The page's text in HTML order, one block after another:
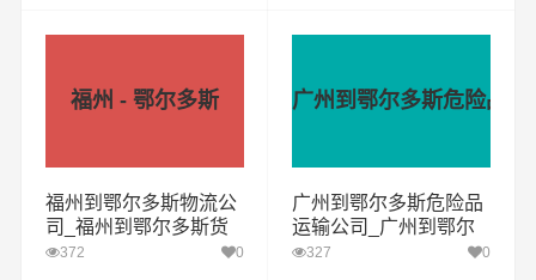
福州 - 鄂尔多斯
福州到鄂尔多斯物流公
司_福州到鄂尔多斯货
运专线
372 0
广州到鄂尔多斯危险品运
广州到鄂尔多斯危险品
运输公司_广州到鄂尔
多斯危险品物流货运专
327 0